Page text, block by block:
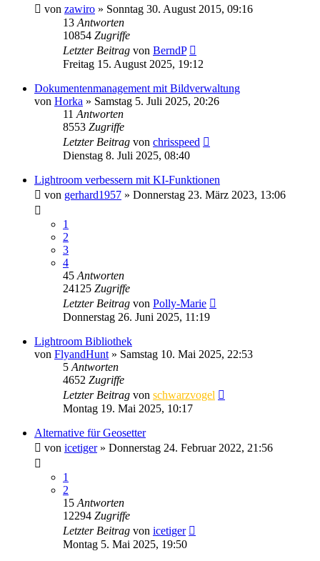
von zawiro » Sonntag 30. August 2015, 09:16
13 Antworten
10854 Zugriffe
Letzter Beitrag von BerndP
Freitag 15. August 2025, 19:12
Dokumentenmanagement mit Bildverwaltung
von Horka » Samstag 5. Juli 2025, 20:26
11 Antworten
8553 Zugriffe
Letzter Beitrag von chrisspeed
Dienstag 8. Juli 2025, 08:40
Lightroom verbessern mit KI-Funktionen
von gerhard1957 » Donnerstag 23. März 2023, 13:06
1
2
3
4
45 Antworten
24125 Zugriffe
Letzter Beitrag von Polly-Marie
Donnerstag 26. Juni 2025, 11:19
Lightroom Bibliothek
von FlyandHunt » Samstag 10. Mai 2025, 22:53
5 Antworten
4652 Zugriffe
Letzter Beitrag von schwarzvogel
Montag 19. Mai 2025, 10:17
Alternative für Geosetter
von icetiger» Donnerstag 24. Februar 2022, 21:56
1
2
15 Antworten
12294 Zugriffe
Letzter Beitrag von icetiger
Montag 5. Mai 2025, 19:50